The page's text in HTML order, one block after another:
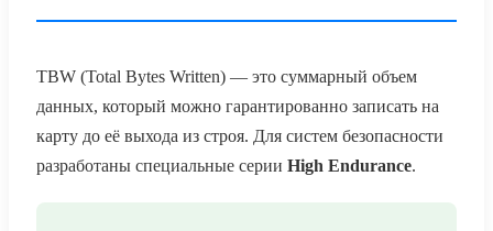
TBW (Total Bytes Written) — это суммарный объем
данных, который можно гарантированно записать на
карту до её выхода из строя. Для систем безопасности
разработаны специальные серии High Endurance.